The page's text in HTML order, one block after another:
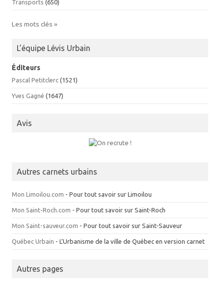
Transports (650)
Les mots clés »
L’équipe Lévis Urbain
Éditeurs
Pascal Petitclerc (1521)
Yves Gagné (1647)
Avis
Autres carnets urbains
Mon Limoilou.com - Pour tout savoir sur Limoilou
Mon Saint-Roch.com - Pour tout savoir sur Saint-Roch
Mon Saint-sauveur.com - Pour tout savoir sur Saint-Sauveur
Québec Urbain - L’Urbanisme de la ville de Québec en version carnet
Autres pages